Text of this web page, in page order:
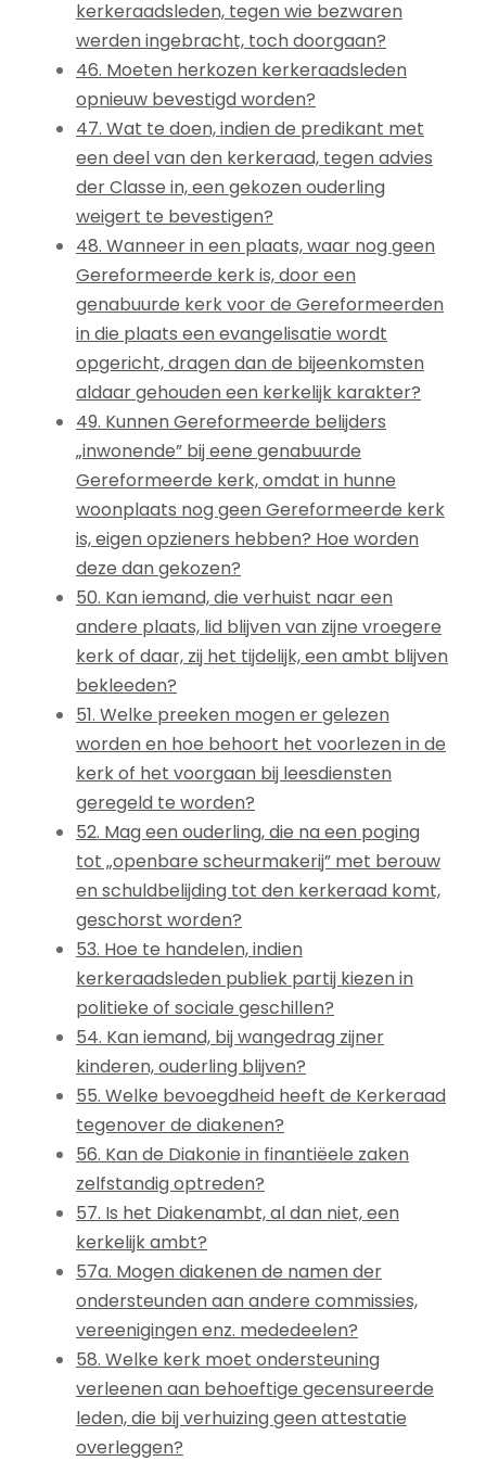
kerkeraadsleden, tegen wie bezwaren
werden ingebracht, toch doorgaan?
46. Moeten herkozen kerkeraadsleden
opnieuw bevestigd worden?
47. Wat te doen, indien de predikant met
een deel van den kerkeraad, tegen advies
der Classe in, een gekozen ouderling
weigert te bevestigen?
48. Wanneer in een plaats, waar nog geen
Gereformeerde kerk is, door een
genabuurde kerk voor de Gereformeerden
in die plaats een evangelisatie wordt
opgericht, dragen dan de bijeenkomsten
aldaar gehouden een kerkelijk karakter?
49. Kunnen Gereformeerde belijders
„inwonende” bij eene genabuurde
Gereformeerde kerk, omdat in hunne
woonplaats nog geen Gereformeerde kerk
is, eigen opzieners hebben? Hoe worden
deze dan gekozen?
50. Kan iemand, die verhuist naar een
andere plaats, lid blijven van zijne vroegere
kerk of daar, zij het tijdelijk, een ambt blijven
bekleeden?
51. Welke preeken mogen er gelezen
worden en hoe behoort het voorlezen in de
kerk of het voorgaan bij leesdiensten
geregeld te worden?
52. Mag een ouderling, die na een poging
tot „openbare scheurmakerij” met berouw
en schuldbelijding tot den kerkeraad komt,
geschorst worden?
53. Hoe te handelen, indien
kerkeraadsleden publiek partij kiezen in
politieke of sociale geschillen?
54. Kan iemand, bij wangedrag zijner
kinderen, ouderling blijven?
55. Welke bevoegdheid heeft de Kerkeraad
tegenover de diakenen?
56. Kan de Diakonie in finantiëele zaken
zelfstandig optreden?
57. Is het Diakenambt, al dan niet, een
kerkelijk ambt?
57a. Mogen diakenen de namen der
ondersteunden aan andere commissies,
vereenigingen enz. mededeelen?
58. Welke kerk moet ondersteuning
verleenen aan behoeftige gecensureerde
leden, die bij verhuizing geen attestatie
overleggen?